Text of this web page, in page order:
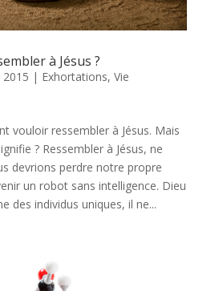
à Jésus ?
2015 | Exhortations, Vie
vouloir ressembler à Jésus. Mais
? Ressembler à Jésus, ne
devrions perdre notre propre
un robot sans intelligence. Dieu
des individus uniques, il ne...